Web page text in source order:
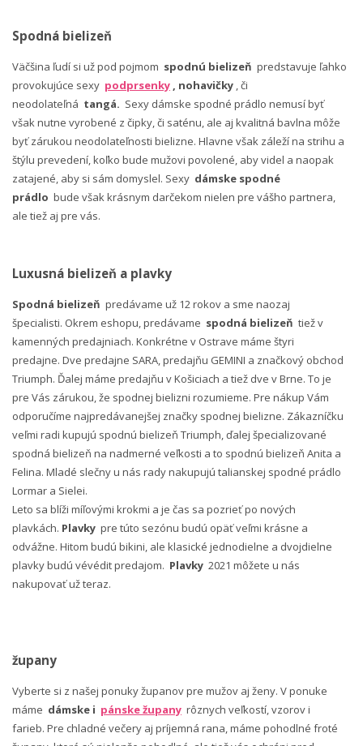
Spodná bielizeň
Väčšina ľudí si už pod pojmom spodnú bielizeň predstavuje ľahko
provokujúce sexy podprsenky , nohavičky , či
neodolateľná tangá. Sexy dámske spodné prádlo nemusí byť
však nutne vyrobené z čipky, či saténu, ale aj kvalitná bavlna môže
byť zárukou neodolateľnosti bielizne. Hlavne však záleží na strihu a
štýlu prevedení, koľko bude mužovi povolené, aby videl a naopak
zatajené, aby si sám domyslel. Sexy dámske spodné
prádlo bude však krásnym darčekom nielen pre vášho partnera,
ale tiež aj pre vás.
Luxusná bielizeň a plavky
Spodná bielizeň predávame už 12 rokov a sme naozaj
špecialisti. Okrem eshopu, predávame spodná bielizeň tiež v
kamenných predajniach. Konkrétne v Ostrave máme štyri
predajne. Dve predajne SARA, predajňu GEMINI a značkový obchod
Triumph. Ďalej máme predajňu v Košiciach a tiež dve v Brne. To je
pre Vás zárukou, že spodnej bielizni rozumieme. Pre nákup Vám
odporučíme najpredávanejšej značky spodnej bielizne. Zákazníčku
veľmi radi kupujú spodnú bielizeň Triumph, ďalej špecializované
spodná bielizeň na nadmerné veľkosti a to spodnú bielizeň Anita a
Felina. Mladé slečny u nás rady nakupujú talianskej spodné prádlo
Lormar a Sielei.
Leto sa blíži míľovými krokmi a je čas sa pozrieť po nových
plavkách. Plavky pre túto sezónu budú opäť veľmi krásne a
odvážne. Hitom budú bikini, ale klasické jednodielne a dvojdielne
plavky budú vévédit predajom. Plavky 2021 môžete u nás
nakupovať už teraz.
župany
Vyberte si z našej ponuky županov pre mužov aj ženy. V ponuke
máme dámske i pánske župany rôznych veľkostí, vzorov i
farieb. Pre chladné večery aj príjemná rana, máme pohodlné froté